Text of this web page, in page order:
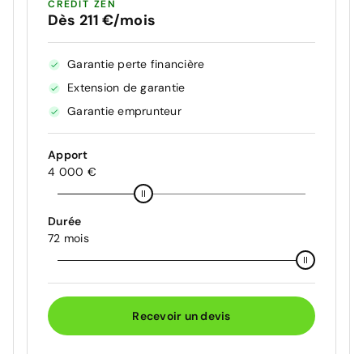
CRÉDIT ZEN
Dès 211 €/mois
Garantie perte financière
Extension de garantie
Garantie emprunteur
Apport
4 000 €
Durée
72 mois
Recevoir un devis